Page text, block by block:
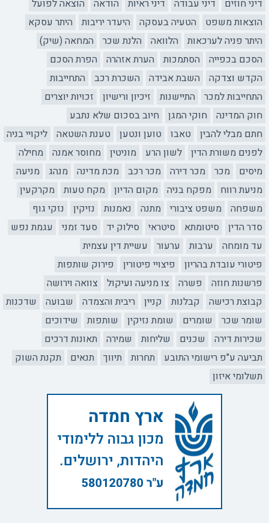
דיני חוזים
דיני עבודה דיני ראיות הודאה
הוצאה לפועל
הוצאות משפט
הטעיה בעסקה היעדר יריבות
היתר עסקא
היתר פניה לערכאות
הלוואה הלנת שכר
המחאה (שיק)
הסכם בכפייה
הסתמכות הערת אזהרה
הפרת הסכם
הקדש וצדקה
השבת אבידה השכרת רכב
התחייבות
התחייבות למכר
התיישנות זיכיון ורישיון
זכויות יוצרים
חוק המדינה
חוקי המגן
חיוב בסכום שלא נתבע
חתם מבלי להבין
טאבו טוען ונטען טענת השטאה
ליקויי בניה
לפנים משורת הדין
לשון הרע מוניטין מחוסר אמנה
מחילה
מיסים
מכר מכר דירה מכר רכב מכת מדינה מנהג
מניעה
מניעת רווח
מפקח בניה מקום הדיון מקח טעות
מקרקעין
משפחה
משפט ציבורי מתנה נאמנות נזיקין
נזקי גוף
סדר הדין
סיטומתא סיטראי סילוק יד סעד זמני
עגמת נפש
עד מומחה
ערבות ערעור
עשיית דין עצמית
פיטורי עובדת בהריון
פיצויי פיטורין
פירוק שותפות
פרשנות חוזה
פשרה צו מניעה ועיקול
צוואה וירושה
קבוצת רכישה
קבלנות קניין ריבית והצמדה שבועה
שדכנות
שומר שכר
שומרים שומת נזיקין שותפות
שידוכים
שכירות דירה
שכנים שליחות שמירה
תאונות דרכים
תביעה ע"פ רישומי התובע
תחרות תיווך תנאים
תקנת השוק
תשלומי איזון